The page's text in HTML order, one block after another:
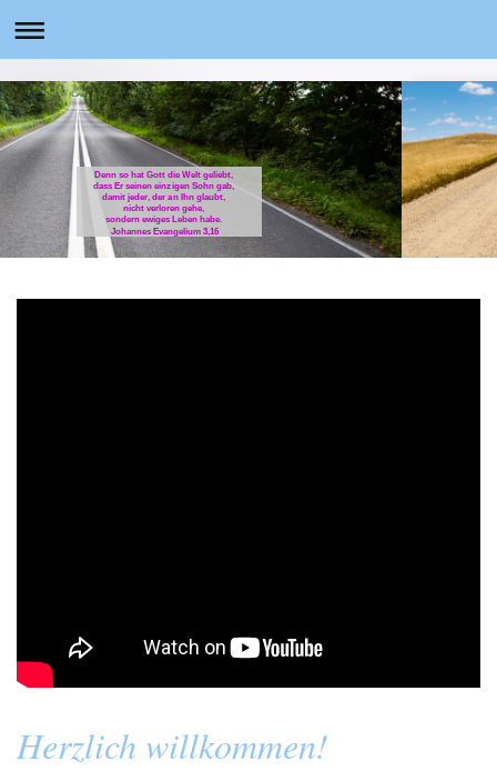
Denn so hat Gott die Welt geliebt,
dass Er seinen einzigen Sohn gab,
damit jeder, der an Ihn glaubt,
nicht verloren gehe,
sondern ewiges Leben habe.
Johannes Evangelium 3,16
Herzlich willkommen!